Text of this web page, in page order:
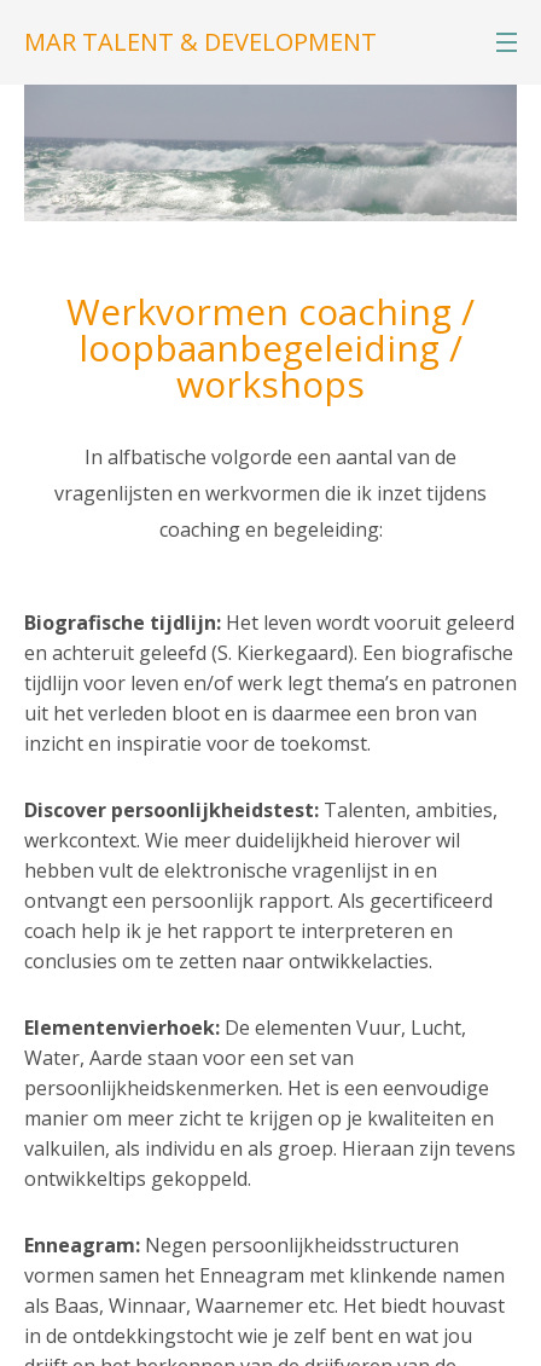
MAR TALENT & DEVELOPMENT
Werkvormen coaching /
loopbaanbegeleiding /
workshops
In alfbatische volgorde een aantal van de
vragenlijsten en werkvormen die ik inzet tijdens
coaching en begeleiding:
Biografische tijdlijn:Het leven wordt vooruit geleerd
en achteruit geleefd (S. Kierkegaard). Een biografische
tijdlijn voor leven en/of werk legt thema’s en patronen
uit het verleden bloot en is daarmee een bron van
inzicht en inspiratie voor de toekomst.
Discover persoonlijkheidstest:Talenten, ambities,
werkcontext. Wie meer duidelijkheid hierover wil
hebben vult de elektronische vragenlijst in en
ontvangt een persoonlijk rapport. Als gecertificeerd
coach help ik je het rapport te interpreteren en
conclusies om te zetten naar ontwikkelacties.
Elementenvierhoek:De elementen Vuur, Lucht,
Water, Aarde staan voor een set van
persoonlijkheidskenmerken. Het is een eenvoudige
manier om meer zicht te krijgen op je kwaliteiten en
valkuilen, als individu en als groep. Hieraan zijn tevens
ontwikkeltips gekoppeld.
Enneagram:Negen persoonlijkheidsstructuren
vormen samen het Enneagram met klinkende namen
als Baas, Winnaar, Waarnemer etc. Het biedt houvast
in de ontdekkingstocht wie je zelf bent en wat jou